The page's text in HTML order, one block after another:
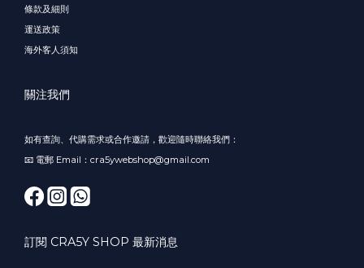
條款及細則
運送政策
海外客人須知
關注我們
如有查詢、代購需求或合作邀請，歡迎隨時聯絡我們：
📧 電郵 Email：cra5ywebshop@gmail.com
訂閱 CRA5Y SHOP 最新消息